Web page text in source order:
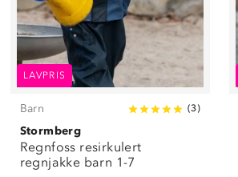
LAVPRIS
Barn (3)
Stormberg
Regnfoss resirkulert
regnjakke barn 1-7